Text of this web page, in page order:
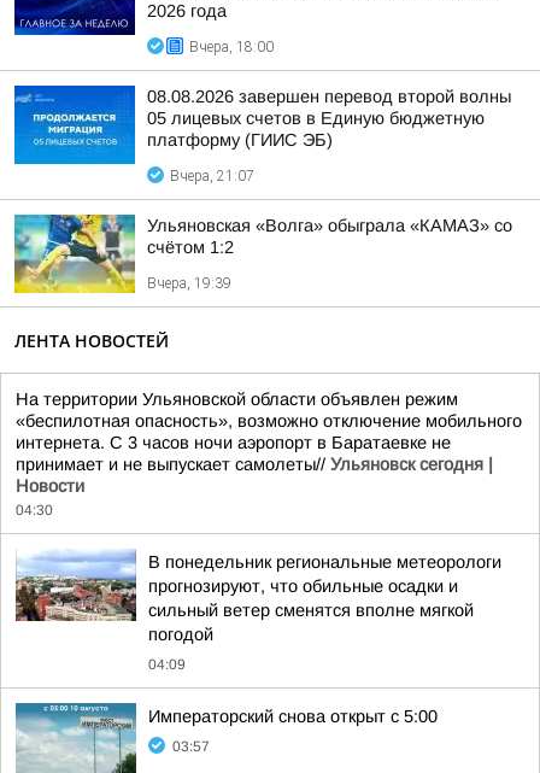
2026 года
Вчера, 18:00
08.08.2026 завершен перевод второй волны
05 лицевых счетов в Единую бюджетную
платформу (ГИИС ЭБ)
Вчера, 21:07
Ульяновская «Волга» обыграла «КАМАЗ» со
счётом 1:2
Вчера, 19:39
ЛЕНТА НОВОСТЕЙ
На территории Ульяновской области объявлен режим
«беспилотная опасность», возможно отключение мобильного
интернета. С 3 часов ночи аэропорт в Баратаевке не
принимает и не выпускает самолеты// Ульяновск сегодня |
Новости
04:30
В понедельник региональные метеорологи
прогнозируют, что обильные осадки и
сильный ветер сменятся вполне мягкой
погодой
04:09
Императорский снова открыт с 5:00
03:57